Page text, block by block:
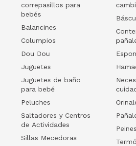
correpasillos para
bebés
Balancines
Columpios
Dou Dou
Juguetes
Juguetes de baño
para bebé
Peluches
Saltadores y Centros
de Actividades
Sillas Mecedoras
Peines